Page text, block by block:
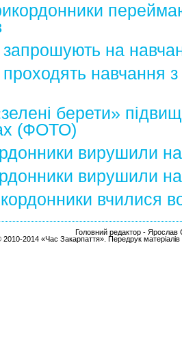
на
навчання з
берети»
(ФОТО)
вирушили
вирушили
вчилися
Головний редактор - Ярослав
2010-2014 «Час Закарпаття». Передрук